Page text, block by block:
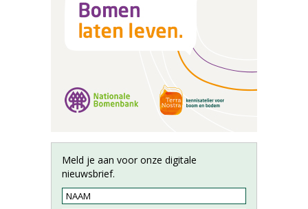
Meld je aan voor onze digitale
nieuwsbrief.